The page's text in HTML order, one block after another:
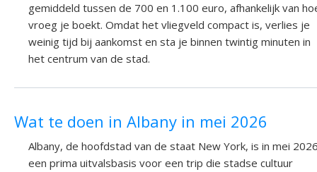
gemiddeld tussen de 700 en 1.100 euro, afhankelijk van
vroeg je boekt. Omdat het vliegveld compact is, verlies je
weinig tijd bij aankomst en sta je binnen twintig minuten in
het centrum van de stad.
Wat te doen in Albany in mei 2026
Albany, de hoofdstad van de staat New York, is in mei
een prima uitvalsbasis voor een trip die stadse cultuur